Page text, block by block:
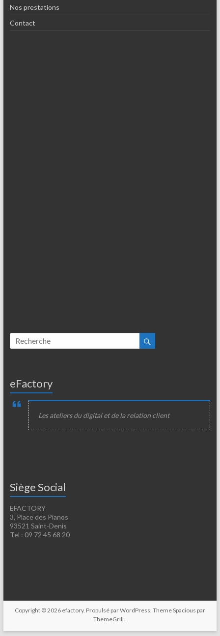
Nos prestations
Contact
eFactory
Les ateliers du digital et de la relation client
Siège Social
EFACTORY
3, Place des Pianos
93521 Saint-Denis
Tel : 09 72 45 68 20
Copyright © 2026 efactory. Propulsé parWordPress. Theme Spacious par
ThemeGrill..